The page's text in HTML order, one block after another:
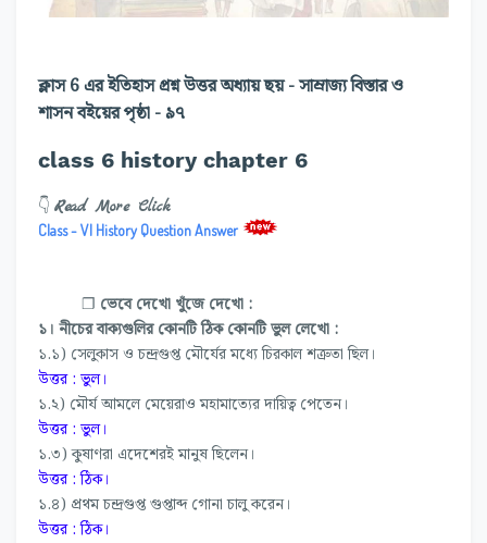
ক্লাস 6 এর ইতিহাস প্রশ্ন উত্তর অধ্যায় ছয় - সাম্রাজ্য বিস্তার ও
শাসন বইয়ের পৃষ্ঠা - ৯৭
class 6 history chapter 6
👇 Read More Click
Class - VI History Question Answer
❐ ভেবে দেখো খুঁজে দেখো :
১। নীচের বাক্যগুলির কোনটি ঠিককোনটিভুল লেখো :
১.১) সেলুকাস ও চন্দ্রগুপ্ত মৌর্যের মধ্যে চিরকাল শত্রুতা ছিল।
উত্তর : ভুল।
১.২) মৌর্য আমলে মেয়েরাও মহামাত্যের দায়িত্ব পেতেন।
উত্তর : ভুল।
১.৩) কুষাণরা এদেশেরই মানুষ ছিলেন।
উত্তর : ঠিক।
১.৪) প্রথম চন্দ্রগুপ্ত গুপ্তাব্দ গোনা চালু করেন।
উত্তর : ঠিক।